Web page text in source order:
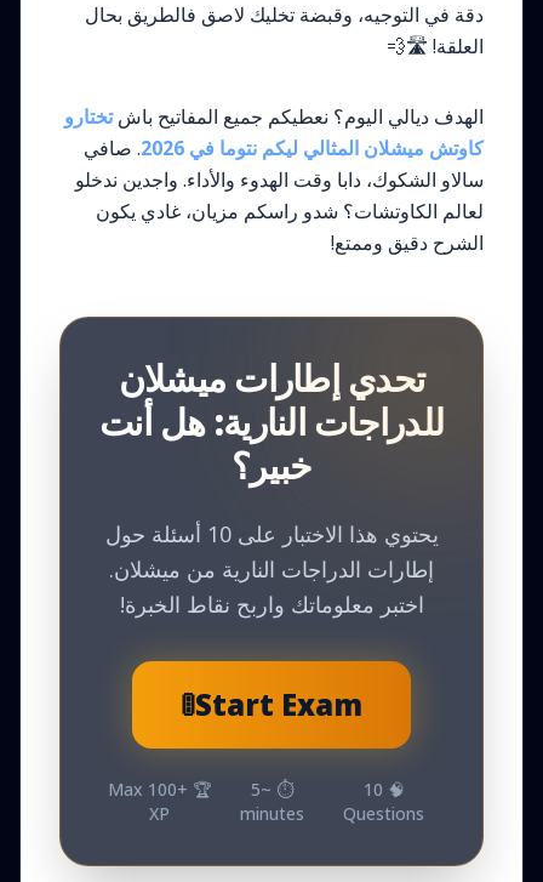
دقة في التوجيه، وقبضة تخليك لاصق فالطريق بحال
العلقة! 🛣️💨
الهدف ديالي اليوم؟ نعطيكم جميع المفاتيح باشتختارو
كاوتش ميشلان المثالي ليكم نتوما في 2026
. صافي
سالاو الشكوك، دابا وقت الهدوء والأداء. واجدين ندخلو
لعالم الكاوتشات؟ شدو راسكم مزيان، غادي يكون
الشرح دقيق وممتع!
تحدي إطارات ميشلان
للدراجات النارية: هل أنت
خبير؟
يحتوي هذا الاختبار على 10 أسئلة حول
إطارات الدراجات النارية من ميشلان.
اختبر معلوماتك واربح نقاط الخبرة!
Start Exam
🚦
🧠
10
Questions
⏱️ ~
5
minutes
🏆 +
100
Max
XP